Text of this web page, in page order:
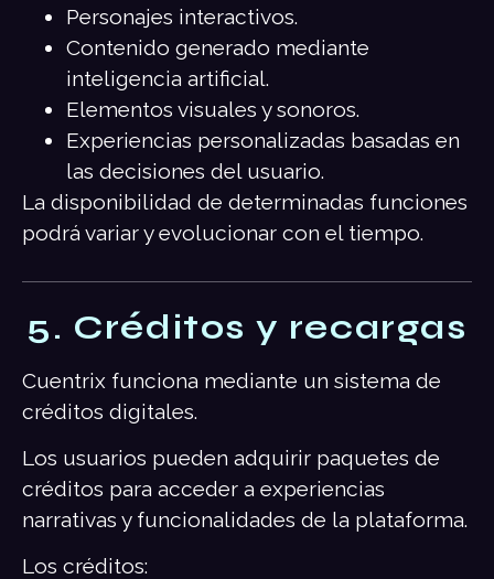
Personajes interactivos.
Contenido generado mediante
inteligencia artificial.
Elementos visuales y sonoros.
Experiencias personalizadas basadas en
las decisiones del usuario.
La disponibilidad de determinadas funciones
podrá variar y evolucionar con el tiempo.
5. Créditos y recargas
Cuentrix funciona mediante un sistema de
créditos digitales.
Los usuarios pueden adquirir paquetes de
créditos para acceder a experiencias
narrativas y funcionalidades de la plataforma.
Los créditos: